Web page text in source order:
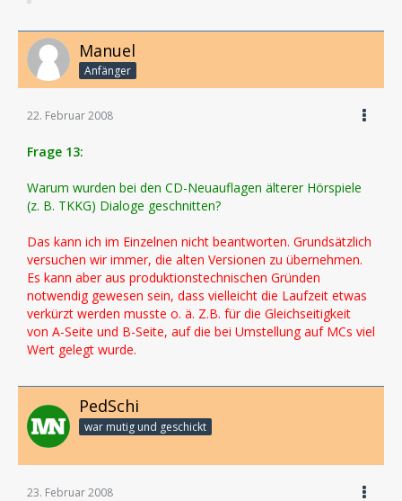
Manuel
Anfänger
22. Februar 2008
Frage 13:
Warum wurden bei den CD-Neuauflagen älterer Hörspiele
(z. B. TKKG) Dialoge geschnitten?
Das kann ich im Einzelnen nicht beantworten. Grundsätzlich
versuchen wir immer, die alten Versionen zu übernehmen.
Es kann aber aus produktionstechnischen Gründen
notwendig gewesen sein, dass vielleicht die Laufzeit etwas
verkürzt werden musste o. ä. Z.B. für die Gleichseitigkeit
von A-Seite und B-Seite, auf die bei Umstellung auf MCs viel
Wert gelegt wurde.
PedSchi
war mutig und geschickt
23. Februar 2008